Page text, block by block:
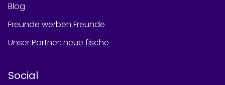
Blog
Freunde werben Freunde
Unser Partner: neue fische
Social